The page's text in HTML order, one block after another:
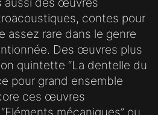
contes pour
rare dans le genre
Des œuvres plus
quintette “La dentelle du
pour grand ensemble
ces œuvres
mécaniques” ou